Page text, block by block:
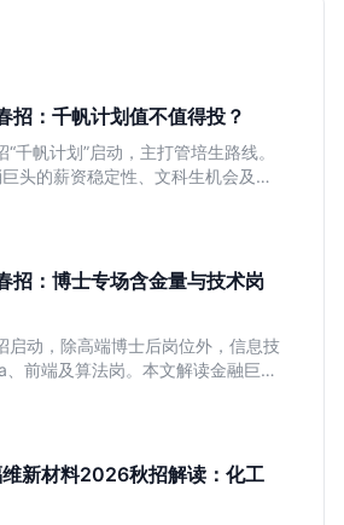
招：千帆计划值不值得投？
千帆计划”启动，主打管培生路线。
头的薪资稳定性、文科生机会及决
你判断是否值得投递。
招：博士专场含金量与技术岗
启动，除高端博士后岗位外，信息技
前端及算法岗。本文解读金融巨头
岗需求与投递价值，助你快速判断
新材料2026秋招解读：化工